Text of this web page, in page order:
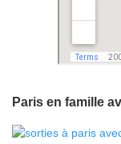
Paris en famille